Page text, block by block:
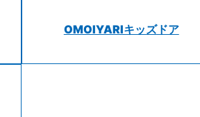
OMOIYARIキッズドア